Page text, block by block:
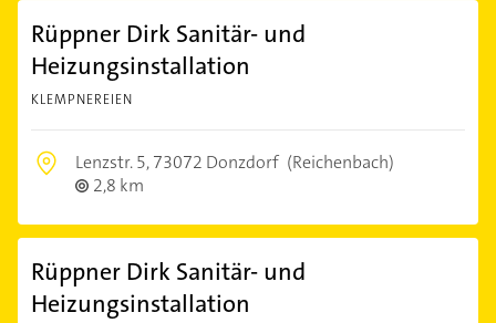
Rüppner Dirk Sanitär- und
Heizungsinstallation
KLEMPNEREIEN
Lenzstr. 5,73072 Donzdorf (Reichenbach)
2,8 km
Rüppner Dirk Sanitär- und
Heizungsinstallation